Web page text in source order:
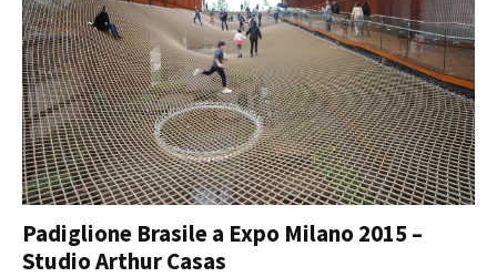
Padiglione Brasile a Expo Milano 2015 –
Studio Arthur Casas